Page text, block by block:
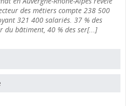
des métiers compte 238 500
321 400 salariés. 37 % des
du bâtiment, 40 % des ser[...]